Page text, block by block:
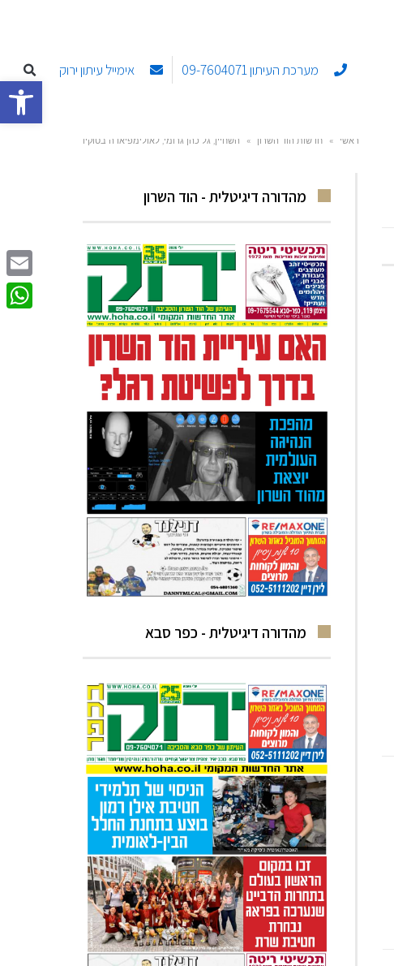
פתח מערכת העיתון 09-7604071 אימייל עיתון ירוק
ראשי » חדשות הוד השרון » השחיין, גל כהן גרומי, לאולימפיאדה בטוקיו
מהדורה דיגיטלית - הוד השרון
מהדורה דיגיטלית - כפר סבא